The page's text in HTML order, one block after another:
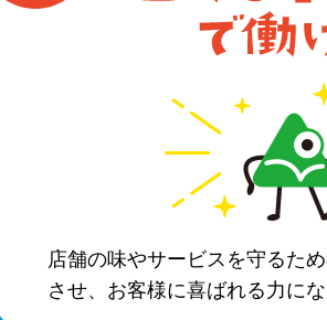
店舗の味やサービスを守るた
させ、お客様に喜ばれる力にな